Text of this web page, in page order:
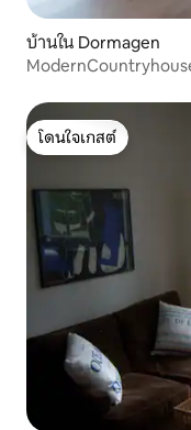
บ้านใน Dormagen
โดนใจเกสต์
โดนใจเกสต์